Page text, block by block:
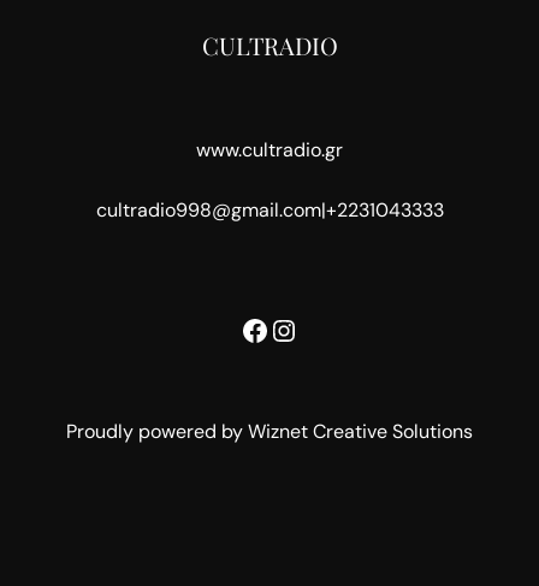
CULTRADIO
www.cultradio.gr
cultradio998@gmail.com|+2231043333
Facebook
Instagram
Proudly powered by Wiznet Creative Solutions